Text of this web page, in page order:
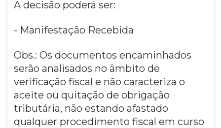
A decisão poderá ser:
- Manifestação Recebida
Obs.: Os documentos encaminhados
serão analisados no âmbito de
verificação fiscal e não caracteriza o
aceite ou quitação de obrigação
tributária, não estando afastado
qualquer procedimento fiscal em curso